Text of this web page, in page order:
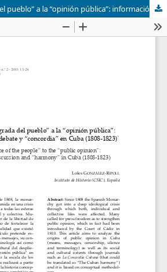
De la “voz sagrada del pueblo” a la “opinión pública”: información, debate y “concordia” en Cuba (1808-1823)